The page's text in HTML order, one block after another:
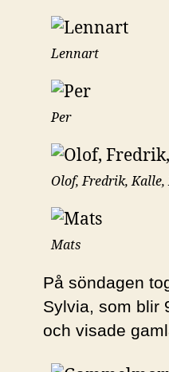
Lennart
Per
Olof, Fredrik,
Mats
På söndagen
Sylvia, som blir
och visade